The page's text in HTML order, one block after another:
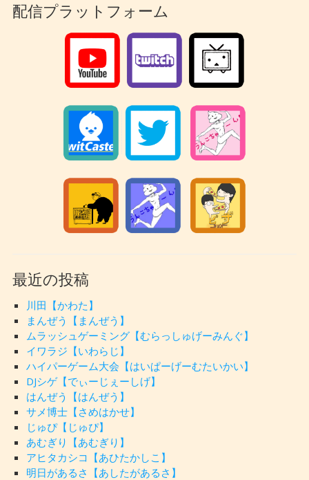
配信プラットフォーム
最近の投稿
川田【かわた】
まんぜう【まんぜう】
ムラッシュゲーミング【むらっしゅげーみんぐ】
イワラジ【いわらじ】
ハイパーゲーム大会【はいぱーげーむたいかい】
DJシゲ【でぃーじぇーしげ】
はんぜう【はんぜう】
サメ博士【さめはかせ】
じゅぴ【じゅぴ】
あむぎり【あむぎり】
アヒタカシコ【あひたかしこ】
明日があるさ【あしたがあるさ】